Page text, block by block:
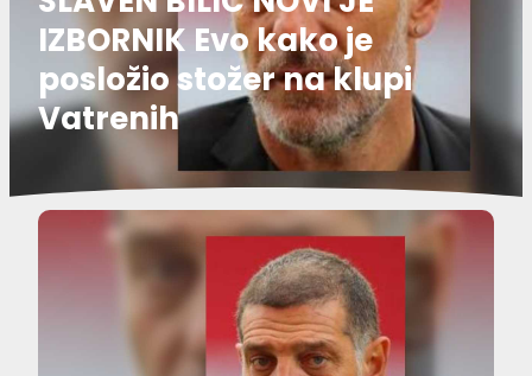
IZBORNIK Evo kako je
posložio stožer na klupi
Vatrenih